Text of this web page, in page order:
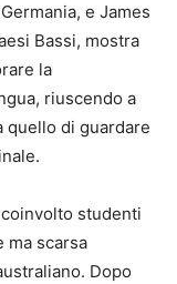
e James
Bassi, mostra
la
riuscendo a
quello di guardare
studenti
ma scarsa
Dopo